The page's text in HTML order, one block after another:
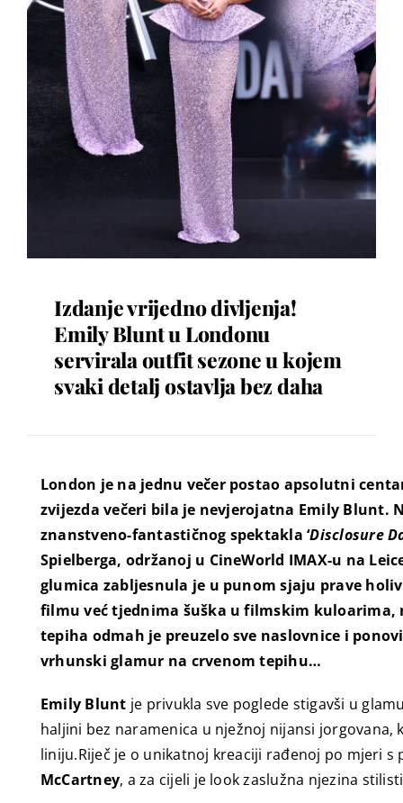
Izdanje vrijedno divljenja!
Emily Blunt u Londonu
servirala outfit sezone u kojem
svaki detalj ostavlja bez daha
London je na jednu večer postao apsolutni
zvijezda večeri bila je nevjerojatna Emily Blunt.
znanstveno-fantastičnog spektakla ‘Disclosure
Spielberga, održanoj u CineWorld IMAX-u na
glumica zabljesnula je u punom sjaju prave
filmu već tjednima šuška u filmskim kuloarima,
tepiha odmah je preuzelo sve naslovnice i
vrhunski glamur na crvenom tepihu…
Emily Blunt je privukla sve poglede stigavši u
haljini bez naramenica u nježnoj nijansi jorgovana,
liniju.Riječ je o unikatnoj kreaciji rađenoj po mjeri
McCartney, a za cijeli je look zaslužna njezina